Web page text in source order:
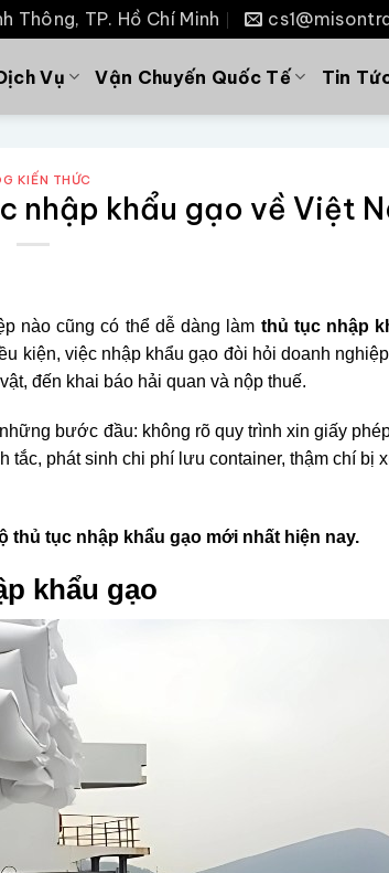
Thông, TP. Hồ Chí Minh
Vụ Vận Chuyến Quốc Tế Tin
KIẾN THỨC
nhập khẩu gạo về Việt
nào cũng có thể dễ dàng làm thủ tục nhập
kiện, việc nhập khẩu gạo đòi hỏi doanh
đến khai báo hải quan và nộp thuế.
bước đầu: không rõ quy trình xin giấy
phát sinh chi phí lưu container, thậm chí bị
thủ tục nhập khẩu gạo mới nhất hiện nay.
khẩu gạo